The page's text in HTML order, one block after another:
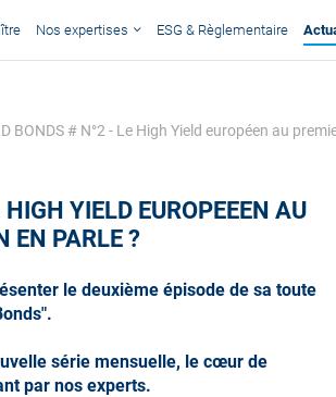
Nos expertises ESG & Règlementaire
BONDS # N°2 - Le High Yield européen au
YIELD EUROPEEEN AU
EN PARLE ?
le deuxième épisode de sa toute
série mensuelle, le cœur de
par nos experts.